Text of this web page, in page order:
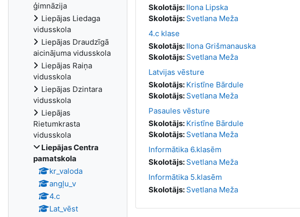
Skolotājs: Ilona Lipska
Skolotājs: Svetlana Meža
4.c klase
Skolotājs: Ilona Grišmanauska
Skolotājs: Svetlana Meža
Latvijas vēsture
Skolotājs: Kristīne Bārdule
Skolotājs: Svetlana Meža
Pasaules vēsture
Skolotājs: Kristīne Bārdule
Skolotājs: Svetlana Meža
Informātika 6.klasēm
Skolotājs: Svetlana Meža
Informātika 5.klasēm
Skolotājs: Svetlana Meža
ģimnāzija
Liepājas Liedaga
vidusskola
Liepājas Draudzīgā
aicinājuma vidusskola
Liepājas Raiņa
vidusskola
Liepājas Dzintara
vidusskola
Liepājas
Rietumkrasta
vidusskola
Liepājas Centra
pamatskola
kr_valoda
angļu_v
4.c
Lat_vēst